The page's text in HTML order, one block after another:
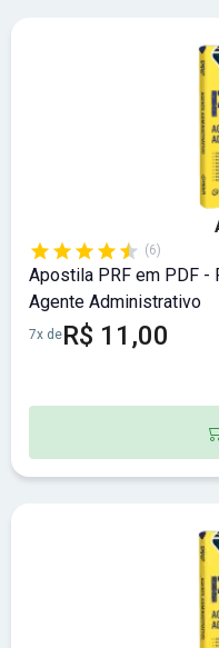
(6)
Apostila PRF em PDF -
Agente Administrativo
7x deR$ 11,00